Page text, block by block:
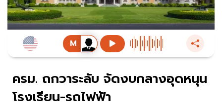
ครม. ถกวาระลับ จัดงบกลางอุดหนุน
โรงเรียน-รถไฟฟ้า